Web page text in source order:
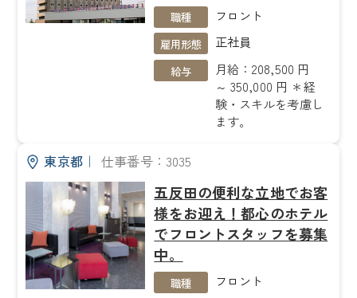
職種 フロント
雇用形態 正社員
給与
月給：208,500 円
～ 350,000 円 ＊経
験・スキルを考慮し
ます。
東京都｜ 仕事番号：3035
五反田の便利な立地でお客
様をお迎え！都心のホテル
でフロントスタッフを募集
中。
職種 フロント